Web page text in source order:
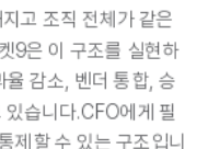
고 조직 전체가 같은
9은 이 구조를 실현하
감소, 벤더 통합, 승
습니다.CFO에게 필
제할 수 있는 구조입니